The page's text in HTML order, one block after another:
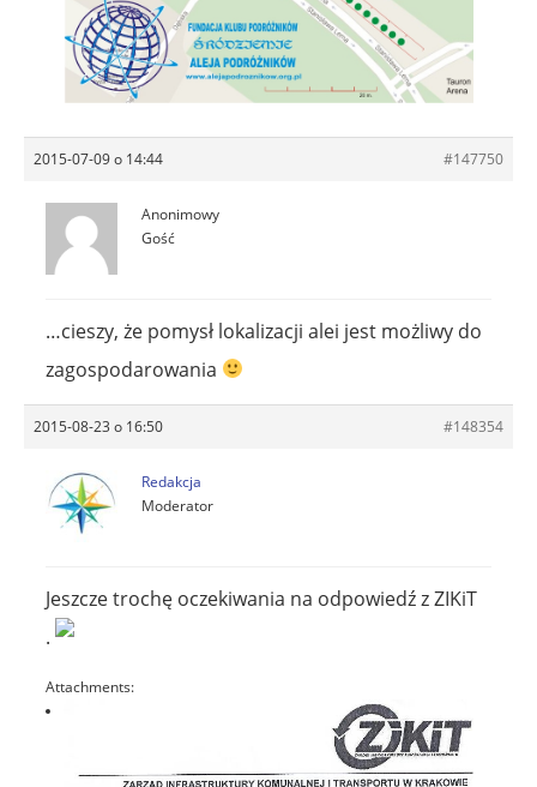
2015-07-09 o 14:44 #147750
Anonimowy
Gość
…cieszy, że pomysł lokalizacji alei jest możliwy do
zagospodarowania
2015-08-23 o 16:50 #148354
Redakcja
Moderator
Jeszcze trochę oczekiwania na odpowiedź z ZIKiT
.
Attachments: